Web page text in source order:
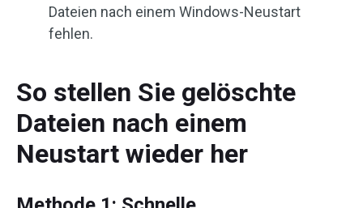
Dateien nach einem Windows-Neustart
fehlen.
So stellen Sie gelöschte
Dateien nach einem
Neustart wieder her